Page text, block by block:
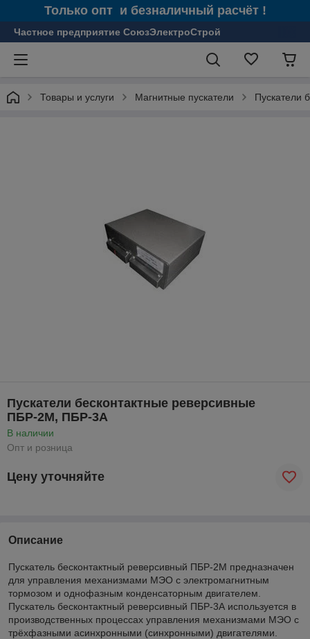
Только опт и безналичный расчёт !
Частное предприятие СоюзЭлектроСтрой
Товары и услуги Магнитные пускатели Пускатели
Пускатели бесконтактные реверсивные
ПБР-2М, ПБР-3А
В наличии
Опт и розница
Цену уточняйте
Описание
Пускатель бесконтактный реверсивный ПБР-2М предназначен
для управления механизмами МЭО с электромагнитным
тормозом и однофазным конденсаторным двигателем.
Пускатель бесконтактный реверсивный ПБР-3А используется в
производственных процессах управления механизмами МЭО с
трёхфазными асинхронными (синхронными) двигателями.